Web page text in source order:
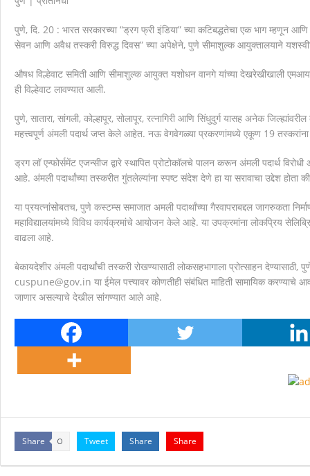
पुणे, दि. 20 : भारत सरकारच्या “ड्रग फ्री इंडिया” च्या कटिबद्धतेचा एक भाग म्हणून आणि
सेवन आणि अवैध तस्करी विरुद्ध दिवस” च्या अपेक्षेने, पुणे सीमाशुल्क आयुक्तालयाने
औषध विल्हेवाट समिती आणि सीमाशुल्क आयुक्त यशोधन वानगे यांच्या देखरेखीखाली
ही विल्हेवाट लावण्यात आली.
पुणे, सातारा, सांगली, कोल्हापूर, सोलापूर, रत्नागिरी आणि सिंधुदुर्ग यासह अनेक
महत्त्वपूर्ण अंमली पदार्थ जप्त केले आहेत. नऊ वेगवेगळ्या प्रकरणांमध्ये एकूण 19
ड्रग लॉ एन्फोर्समेंट एजन्सीज द्वारे स्थापित प्रोटोकॉलचे पालन करून अंमली पदार्थ
आहे. अंमली पदार्थांच्या तस्करीत गुंतलेल्यांना स्पष्ट संदेश देणे हा या सरावाचा उद्देश होता
या प्रयत्नांसोबतच, पुणे कस्टम्स समाजात अमली पदार्थांच्या गैरवापराबद्दल जागरुकता
महाविद्यालयांमध्ये विविध कार्यक्रमांचे आयोजन केले आहे. या उपक्रमांना लोकप्रिय
वाढला आहे.
बेकायदेशीर अंमली पदार्थांची तस्करी रोखण्यासाठी लोकसहभागाला प्रोत्साहन
cuspune@gov.in या ईमेल पत्त्यावर कोणतीही संबंधित माहिती सामायिक करण्याचे
जाणार असल्याचे देखील सांगण्यात आले आहे.
Share 0 Tweet Share Share